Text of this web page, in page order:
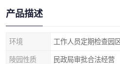
产品描述
环境
陵园性质 民政局审批合法经营